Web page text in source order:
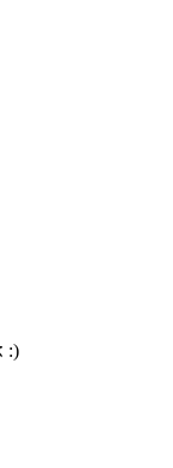
אהבתם? תשתפו הלאה :)